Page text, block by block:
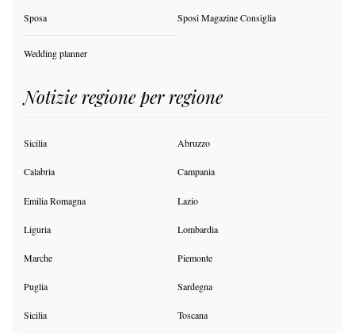
Sposa Sposi Magazine Consiglia
Wedding planner
Notizie regione per regione
Sicilia Abruzzo
Calabria Campania
Emilia Romagna Lazio
Liguria Lombardia
Marche Piemonte
Puglia Sardegna
Sicilia Toscana